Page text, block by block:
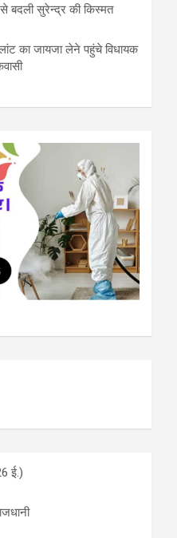
बदली सुरेन्द्र की किस्मत
का जायजा लेने पहुंचे विधायक
ई.)